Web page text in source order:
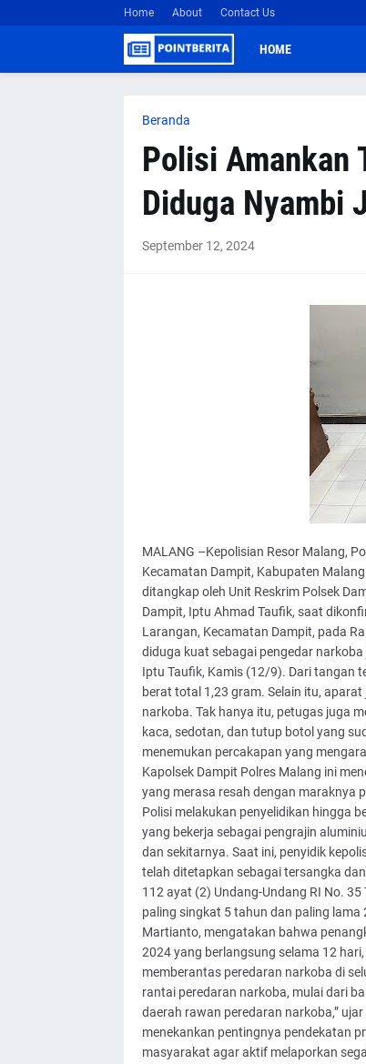
Home About Contact Us
HOME
Beranda
Polisi Amankan
Diduga Nyambi
September 12, 2024
MALANG –Kepolisian Resor Malang,
Kecamatan Dampit, Kabupaten
ditangkap oleh Unit Reskrim Polsek
Dampit, Iptu Ahmad Taufik, saat
Larangan, Kecamatan Dampit, pada
diduga kuat sebagai pengedar
Iptu Taufik, Kamis (12/9). Dari tangan
berat total 1,23 gram. Selain itu,
narkoba. Tak hanya itu, petugas juga
kaca, sedotan, dan tutup botol yang
menemukan percakapan yang
Kapolsek Dampit Polres Malang ini
yang merasa resah dengan maraknya
Polisi melakukan penyelidikan hingga
yang bekerja sebagai pengrajin
dan sekitarnya. Saat ini, penyidik
telah ditetapkan sebagai tersangka
112 ayat (2) Undang-Undang RI No.
paling singkat 5 tahun dan paling lama
Martianto, mengatakan bahwa
2024 yang berlangsung selama 12
memberantas peredaran narkoba di
rantai peredaran narkoba, mulai dari
daerah rawan peredaran narkoba,”
menekankan pentingnya pendekatan
masyarakat agar aktif melaporkan